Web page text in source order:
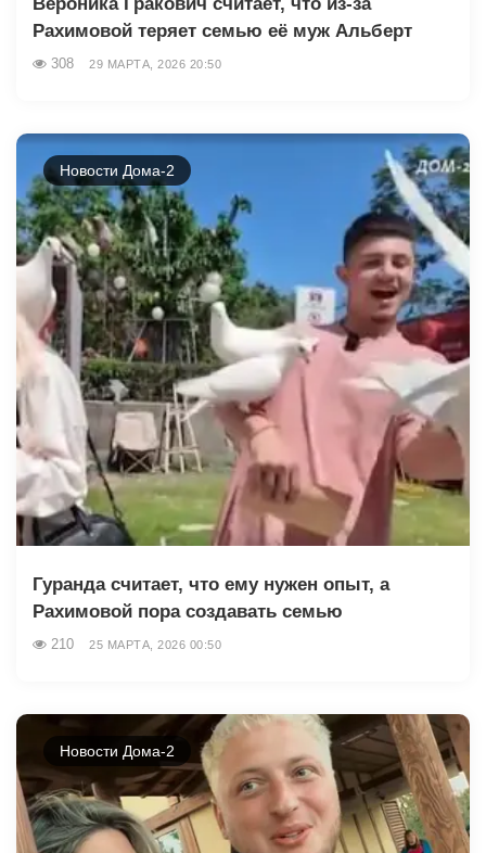
Рахимовой теряет семью её муж Альберт
308 29 МАРТА, 2026 20:50
Новости Дома-2
Гуранда считает, что ему нужен опыт, а
Рахимовой пора создавать семью
210 25 МАРТА, 2026 00:50
Новости Дома-2